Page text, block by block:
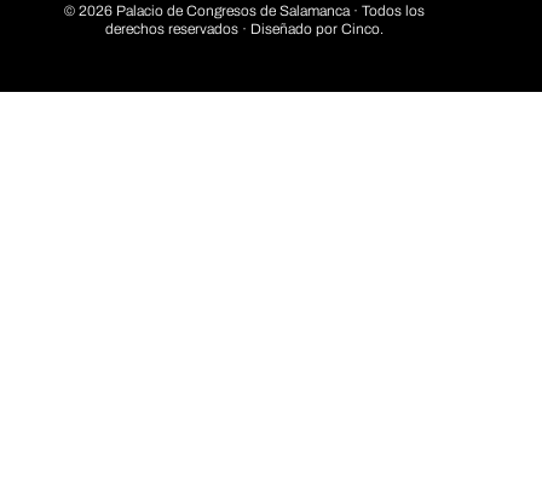
© 2026 Palacio de Congresos de Salamanca · Todos los
derechos reservados · Diseñado por Cinco.